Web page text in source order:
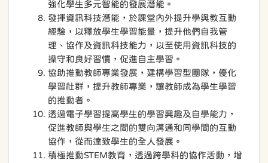
強化學生多元智能的發展潛能。
發揮資訊科技潛能，於課堂內外提升學與教互動
經驗，以釋放學生學習能量，提升他們自我管
理、協作及資訊科技能力，以至使用資訊科技的
操守和良好習慣，促進自主學習。
協助推動教師專業發展，建構學習型團隊，優化
學習社群，提升教師專業，讓教師成為學生學習
的推動者。
透過電子學習提高學生的學習興趣及自學能力，
促進教師與學生之間的雙向溝通和同學間的互動
協作，從而達致學生的全人發展。
積極推動STEM教育，透過跨學科的協作活動，增